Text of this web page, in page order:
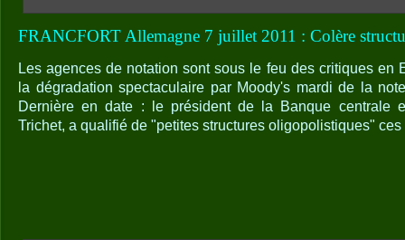
FRANCFORT Allemagne 7 juillet 2011 : Colère
Les agences de notation sont sous le feu des critiques en
la dégradation spectaculaire par Moody's mardi de la
Dernière en date : le président de la Banque centrale
Trichet, a qualifié de "petites structures oligopolistiques" ces